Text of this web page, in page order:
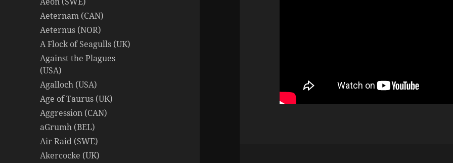
Aeternam (CAN)
Aeternus (NOR)
A Flock of Seagulls (UK)
Against the Plagues
(USA)
Agalloch (USA)
Age of Taurus (UK)
Aggression (CAN)
aGrumh (BEL)
Air Raid (SWE)
Akercocke (UK)